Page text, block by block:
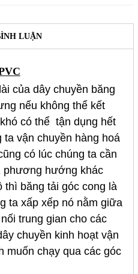
LUẬN
của dây chuyền băng
nếu không thể kết
có thể tận dụng hết
vận chuyền hàng hoá
có lúc chúng ta cần
phương hướng khác
thì băng tải góc cong là
ta xấp xếp nó nằm giữa
trung gian cho các
chuyền kinh hoạt vận
muốn chạy qua các góc